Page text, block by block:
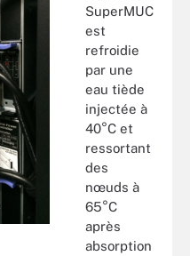
SuperMUC
est
refroidie
par une
eau tiède
injectée à
40°C et
ressortant
des
nœuds à
65°C
après
absorption